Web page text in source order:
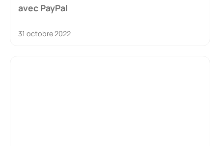
avec PayPal
31 octobre 2022